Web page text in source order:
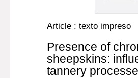
Article : texto impreso
Presence of
sheepskins:
tannery